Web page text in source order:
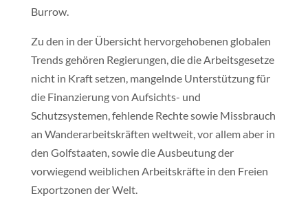
Burrow.
Zu den in der Übersicht hervorgehobenen globalen
Trends gehören Regierungen, die die Arbeitsgesetze
nicht in Kraft setzen, mangelnde Unterstützung für
die Finanzierung von Aufsichts- und
Schutzsystemen, fehlende Rechte sowie Missbrauch
an Wanderarbeitskräften weltweit, vor allem aber in
den Golfstaaten, sowie die Ausbeutung der
vorwiegend weiblichen Arbeitskräfte in den Freien
Exportzonen der Welt.